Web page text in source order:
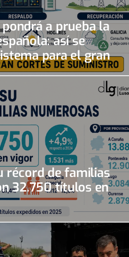
a prueba la
así se
para el gran
récord de familias
32.750 títulos en